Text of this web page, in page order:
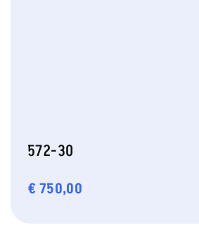
572-30
€ 750,00